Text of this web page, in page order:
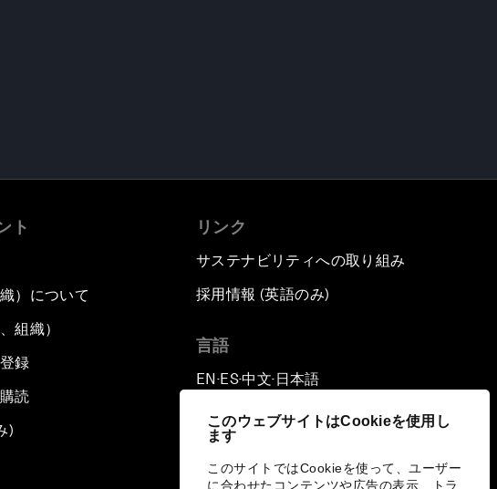
このウェブサイトはCookieを使用し
ます
このサイトではCookieを使って、ユーザー
に合わせたコンテンツや広告の表示、トラ
ト
）について
組織）
録
読
)
リンク
サステナビリティへの取り組み
採用情報 (英語のみ)
言語
EN ▪ES▪中文▪ 日本語